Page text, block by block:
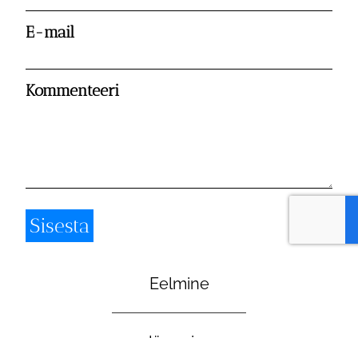
E-mail
Kommenteeri
Eelmine